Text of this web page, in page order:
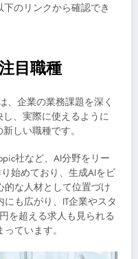
下のリンクから確認でき
目職種
、企業の業務課題を深く
、実際に使えるように
しい職種です。
社など、AI分野をリー
始めており、生成AIをビ
的な人材として位置づけ
も広がり、IT企業やスタ
を超える求人も見られる
ています。